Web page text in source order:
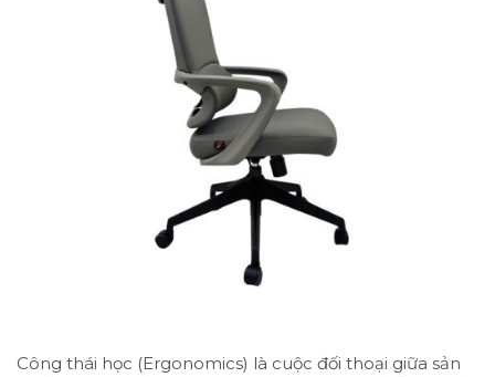
Công thái học (Ergonomics) là cuộc đối thoại giữa sản